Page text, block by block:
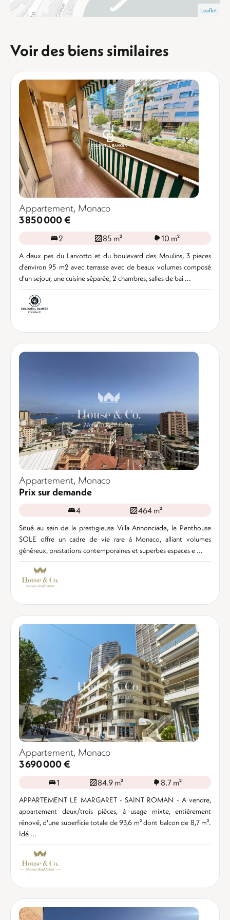
Leaflet
Voir des biens similaires
Appartement, Monaco
3 850 000 €
2 85 m² 10 m²
A deux pas du Larvotto et du boulevard des Moulins, 3 pieces
d'environ 95 m2 avec terrasse avec de beaux volumes composé
d'un sejour, une cuisine séparée, 2 chambres, salles de bai ...
Appartement, Monaco
Prix sur demande
4 464 m²
Situé au sein de la prestigieuse Villa Annonciade, le Penthouse
SOLE offre un cadre de vie rare à Monaco, alliant volumes
généreux, prestations contemporaines et superbes espaces e ...
Appartement, Monaco
3 690 000 €
1 84.9 m² 8.7 m²
APPARTEMENT LE MARGARET - SAINT ROMAN - A vendre,
appartement deux/trois pièces, à usage mixte, entièrement
rénové, d'une superficie totale de 93,6 m² dont balcon de 8,7 m².
Idé ...